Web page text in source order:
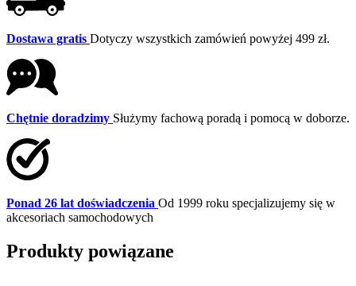
Dostawa gratis Dotyczy wszystkich zamówień powyżej 499 zł.
Chętnie doradzimy Służymy fachową poradą i pomocą w doborze.
Ponad 26 lat doświadczenia Od 1999 roku specjalizujemy się w
akcesoriach samochodowych
Produkty powiązane